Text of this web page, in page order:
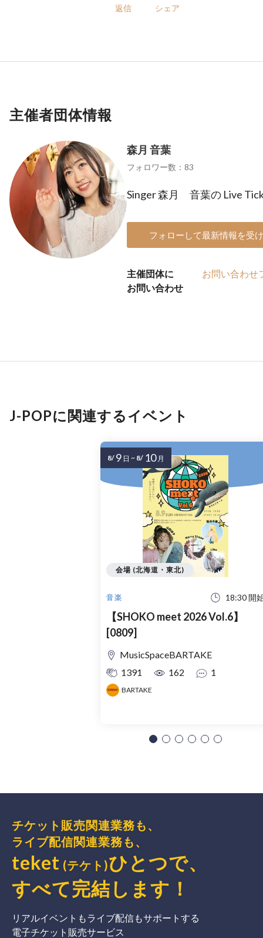
返信 シェア
主催者団体情報
森月 音葉
フォロワー数：83
Singer 森月 音葉の Live
フォローして最新情報を受
主催団体に
お問い合わせ
お問い合わせ
J-POPに関連するイベント
音楽 18:30 開
【SHOKO meet 2026 Vol.6】
[0809]
MusicSpaceBARTAKE
1391
162 1
BARTAKE
会場 (北海道・東北)
8/ 9 日 ~ 8/ 10 月
チケット販売関連業務も、
ライブ配信関連業務も、
teket (テケト)ひとつで、
すべて完結 します ！
リアルイベントもライブ配信もサポートする
電子チケット販売サービス